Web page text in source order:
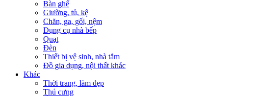
Bàn ghế
Giường, tủ, kệ
Chăn, ga, gối, nệm
Dụng cụ nhà bếp
Quạt
Đèn
Thiết bị vệ sinh, nhà tắm
Đồ gia dụng, nội thất khác
Khác
Thời trang, làm đẹp
Thú cưng